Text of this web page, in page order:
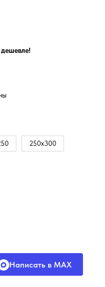
250х300
Написать в MAX